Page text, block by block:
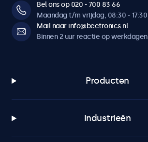
Bel ons op 020 - 700 83 66
Maandag t/m vrijdag, 08:30 - 17:30
Mail naar info@beetronics.nl
Binnen 2 uur reactie op werkdagen
Producten
Industrieën